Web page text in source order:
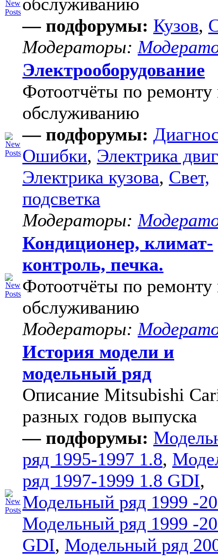
— подфорумы: Кузов,
Модераторы:
Электрооборудование
Фотоотчёты по ремонту
обслуживанию
— подфорумы:
Ошибки, Электрика
Электрика кузова, Свет,
подсветка
Модераторы:
Кондиционер, климат-
контроль, печка.
Фотоотчёты по ремонту
обслуживанию
Модераторы:
История модели и
модельный ряд
Описание Mitsubishi
разных годов выпуска
— подфорумы:
ряд 1995-1997 1.8,
ряд 1997-1999 1.8 GDI,
Модельный ряд 1999 -
Модельный ряд 1999 -
GDI, Модельный ряд